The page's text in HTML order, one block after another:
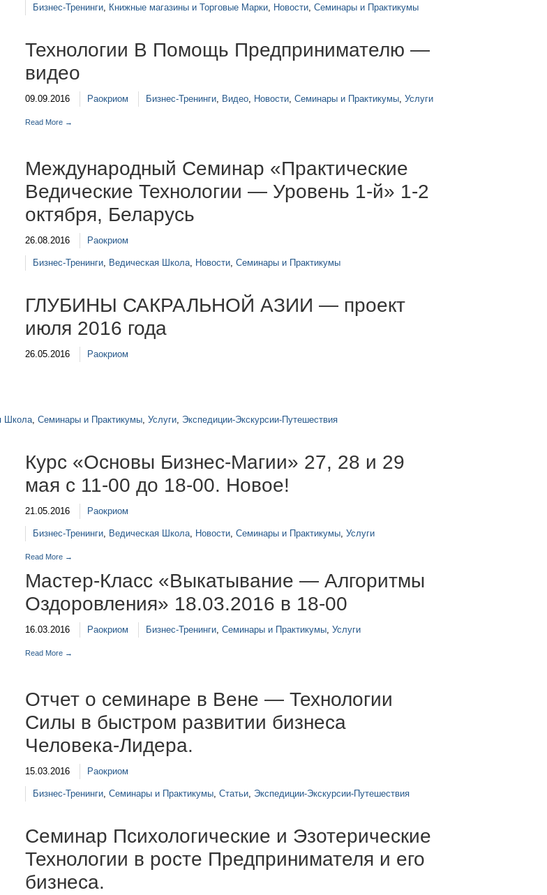
Бизнес-Тренинги, Книжные магазины и Торговые Марки, Новости,Семинары и Практикумы
Технологии В Помощь Предпринимателю —
видео
09.09.2016 Раокриом Бизнес-Тренинги, Видео, Новости,Семинары и Практикумы,Услуги
Read More →
Международный Семинар «Практические
Ведические Технологии — Уровень 1-й» 1-2
октября, Беларусь
26.08.2016 Раокриом
Бизнес-Тренинги, Ведическая Школа, Новости,Семинары и Практикумы
ГЛУБИНЫ САКРАЛЬНОЙ АЗИИ — проект
июля 2016 года
26.05.2016 Раокриом
Школа, Семинары и Практикумы, Услуги, Экспедиции-Экскурсии-Путешествия
Курс «Основы Бизнес-Магии» 27, 28 и 29
мая с 11-00 до 18-00. Новое!
21.05.2016 Раокриом
Бизнес-Тренинги, Ведическая Школа, Новости,Семинары и Практикумы,Услуги
Read More →
Мастер-Класс «Выкатывание — Алгоритмы
Оздоровления» 18.03.2016 в 18-00
16.03.2016 Раокриом Бизнес-Тренинги,Семинары и Практикумы,Услуги
Read More →
Отчет о семинаре в Вене — Технологии
Силы в быстром развитии бизнеса
Человека-Лидера.
15.03.2016 Раокриом
Бизнес-Тренинги,Семинары и Практикумы,Статьи, Экспедиции-Экскурсии-Путешествия
Семинар Психологические и Эзотерические
Технологии в росте Предпринимателя и его
бизнеса.